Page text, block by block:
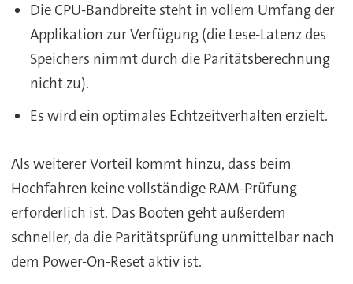
Die CPU-Bandbreite steht in vollem Umfang der
Applikation zur Verfügung (die Lese-Latenz des
Speichers nimmt durch die Paritätsberechnung
nicht zu).
Es wird ein optimales Echtzeitverhalten erzielt.
Als weiterer Vorteil kommt hinzu, dass beim
Hochfahren keine vollständige RAM-Prüfung
erforderlich ist. Das Booten geht außerdem
schneller, da die Paritätsprüfung unmittelbar nach
dem Power-On-Reset aktiv ist.